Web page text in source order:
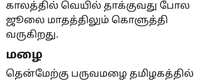
காலத்தில் வெயில் தாக்குவது போல
ஜூலை மாதத்திலும் கொளுத்தி
வருகிறது.
மழை
தென்மேற்கு பருவமழை தமிழகத்தில்